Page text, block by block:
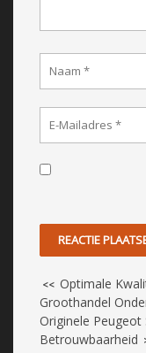
<< Optimale
Groothandel
Originele
Betrouwbaarheid